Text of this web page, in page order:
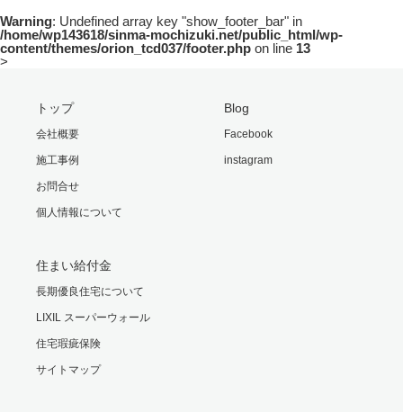
Warning: Undefined array key "show_footer_bar" in
/home/wp143618/sinma-mochizuki.net/public_html/wp-
content/themes/orion_tcd037/footer.php on line 13
>
トップ
会社概要
施工事例
お問合せ
個人情報について
Blog
Facebook
instagram
住まい給付金
長期優良住宅について
LIXIL スーパーウォール
住宅瑕疵保険
サイトマップ